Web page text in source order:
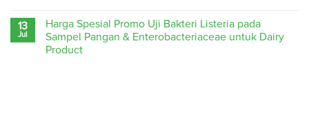
13
Jul
Harga Spesial Promo Uji Bakteri Listeria pada
Sampel Pangan & Enterobacteriaceae untuk Dairy
Product